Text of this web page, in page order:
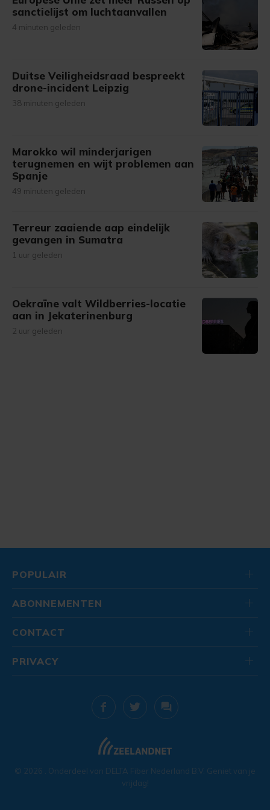
sanctielijst om luchtaanvallen
4 minuten geleden
Duitse Veiligheidsraad bespreekt
drone-incident Leipzig
38 minuten geleden
Marokko wil minderjarigen
terugnemen en wijt problemen aan
Spanje
49 minuten geleden
Terreur zaaiende aap eindelijk
gevangen in Sumatra
1 uur geleden
Oekraïne valt Wildberries-locatie
aan in Jekaterinenburg
2 uur geleden
POPULAIR
ABONNEMENTEN
CONTACT
© 2026 . Onderdeel van DELTA Fiber Nederland B.V. Geniet van je
vrijdag!
PRIVACY